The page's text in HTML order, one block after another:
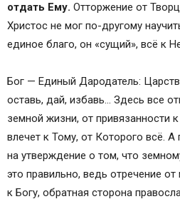
отдать Ему. Отторжение от
Христос не мог по-другому
единое благо, он «сущий», всё к
Бог — Единый Дародатель:
оставь, дай, избавь… Здесь все
земной жизни, от привязанности
влечет к Тому, от Которого всё.
на утверждение о том, что
это правильно, ведь отречение
к Богу, обратная сторона